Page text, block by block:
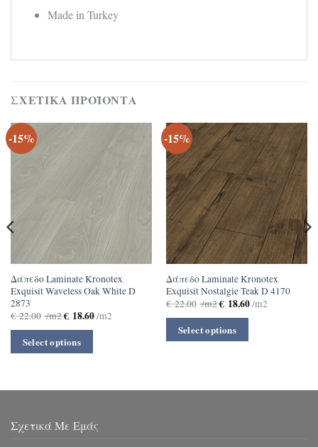
Made in Turkey
ΣΧΕΤΙΚΆ ΠΡΟΪΌΝΤΑ
-15%
Δάπεδο Laminate Kronotex
Exquisit Waveless Oak White D
2873
€22.00 /m2€18.60/m2
Select options
-15%
Δάπεδο Laminate Kronotex
Exquisit Nostalgie Teak D 4170
€22.00 /m2€18.60/m2
Select options
Σχετικά Με Εμάς